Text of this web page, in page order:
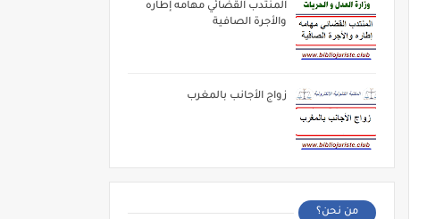
المنتدب القضائي مهامه إطاره
والأجرة الصافية
زواج الأجانب بالمغرب
من نحن؟